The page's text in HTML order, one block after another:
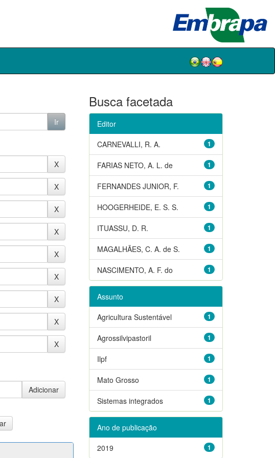
Busca facetada
Editor
1
CARNEVALLI, R. A.
1
FARIAS NETO, A. L. de
1
FERNANDES JUNIOR, F.
1
HOOGERHEIDE, E. S. S.
1
ITUASSU, D. R.
1
MAGALHÃES, C. A. de S.
1
NASCIMENTO, A. F. do
Assunto
1
Agricultura Sustentável
1
Agrossilvipastoril
1
Ilpf
1
Mato Grosso
1
Sistemas integrados
Ano de publicação
1
2019